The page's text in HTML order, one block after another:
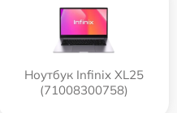
Ноутбук Infinix XL25
(71008300758)